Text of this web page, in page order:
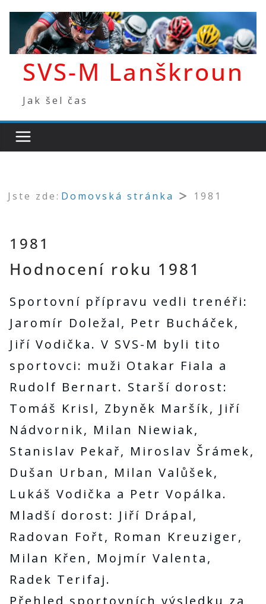
Přeskočit
obsah
SVS-M Lanškroun
Jak šel čas
Jste zde: Domovská stránka 1981
1981
Hodnocení roku 1981
Sportovní přípravu vedli trenéři:
Jaromír Doležal, Petr Bucháček,
Jiří Vodička. V SVS-M byli tito
sportovci: muži Otakar Fiala a
Rudolf Bernart. Starší dorost:
Tomáš Krisl, Zbyněk Maršík, Jiří
Nádvornik, Milan Niewiak,
Stanislav Pekař, Miroslav Šrámek,
Dušan Urban, Milan Valůšek,
Lukáš Vodička a Petr Vopálka.
Mladší dorost: Jiří Drápal,
Radovan Fořt, Roman Kreuziger,
Milan Křen, Mojmír Valenta,
Radek Terifaj.
Přehled sportovních výsledku za